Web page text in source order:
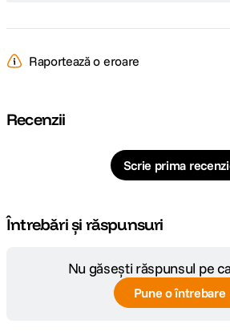
Raportează o eroare
Recenzii
Scrie prima
Întrebări și răspunsuri
Nu găsești răspunsul pe
Pune o întrebare